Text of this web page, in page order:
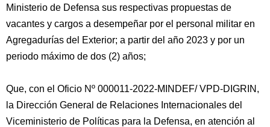
Ministerio de Defensa sus respectivas propuestas de
vacantes y cargos a desempeñar por el personal militar en
Agregadurías del Exterior; a partir del año 2023 y por un
periodo máximo de dos (2) años;
Que, con el Oficio Nº 000011-2022-MINDEF/ VPD-DIGRIN,
la Dirección General de Relaciones Internacionales del
Viceministerio de Políticas para la Defensa, en atención al